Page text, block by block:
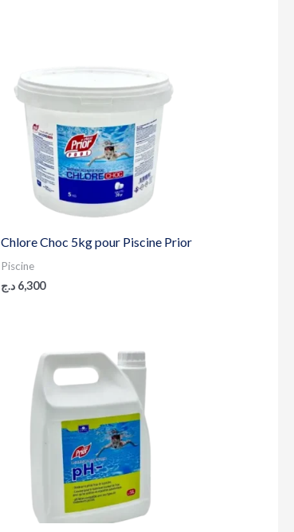
Chlore Choc 5kg pour Piscine Prior
Piscine
6,300 د.ج